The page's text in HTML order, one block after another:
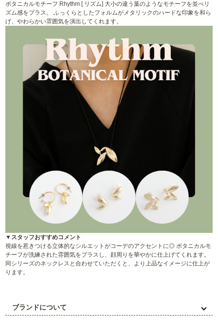
ボタニカルモチーフ Rhythm [ リズム] 大小の違う葉のようなモチーフを並べリ
ズム感をプラス。 ふっくらとしたフォルムがメタリックのハードな印象を和ら
げ、やわらかい雰囲気を演出してくれます。
▼スタッフおすすめコメント
視線を惹きつける立体的なシルエットがコーデのアクセントに◎ ボタニカルモ
チーフが洗練された雰囲気をプラスし、顔周りを華やかに仕上げてくれます。
同シリーズのネックレスと合わせていただくと、より上品なイメージに仕上が
ります。
ブランドについて